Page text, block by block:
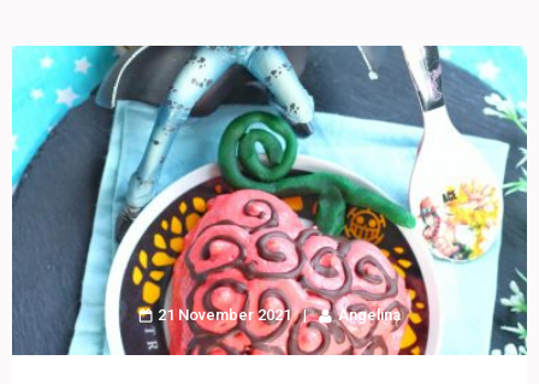
21 November 2021 Angelina